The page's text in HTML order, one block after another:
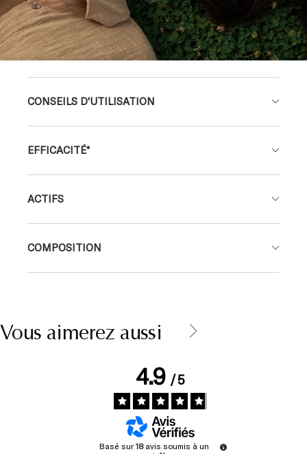
CONSEILS D'UTILISATION
EFFICACITÉ*
ACTIFS
COMPOSITION
Vous aimerez aussi
4.9/5
Basé sur 18 avis soumis à un